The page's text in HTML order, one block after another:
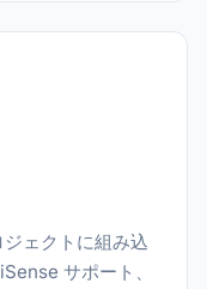
ェクトに組み込
サポート、